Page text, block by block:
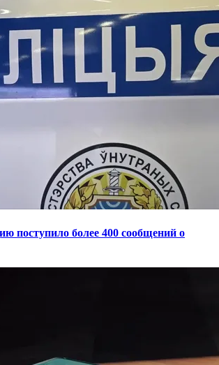
поступило более 400 сообщений о